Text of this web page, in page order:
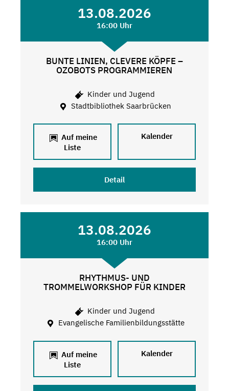
13.08.2026
16:00 Uhr
BUNTE LINIEN, CLEVERE KÖPFE –
OZOBOTS PROGRAMMIEREN
Kinder und Jugend
Stadtbibliothek Saarbrücken
Auf meine
Liste
Kalender
Detail
13.08.2026
16:00 Uhr
RHYTHMUS- UND
TROMMELWORKSHOP FÜR KINDER
Kinder und Jugend
Evangelische Familienbildungsstätte
Auf meine
Liste
Kalender